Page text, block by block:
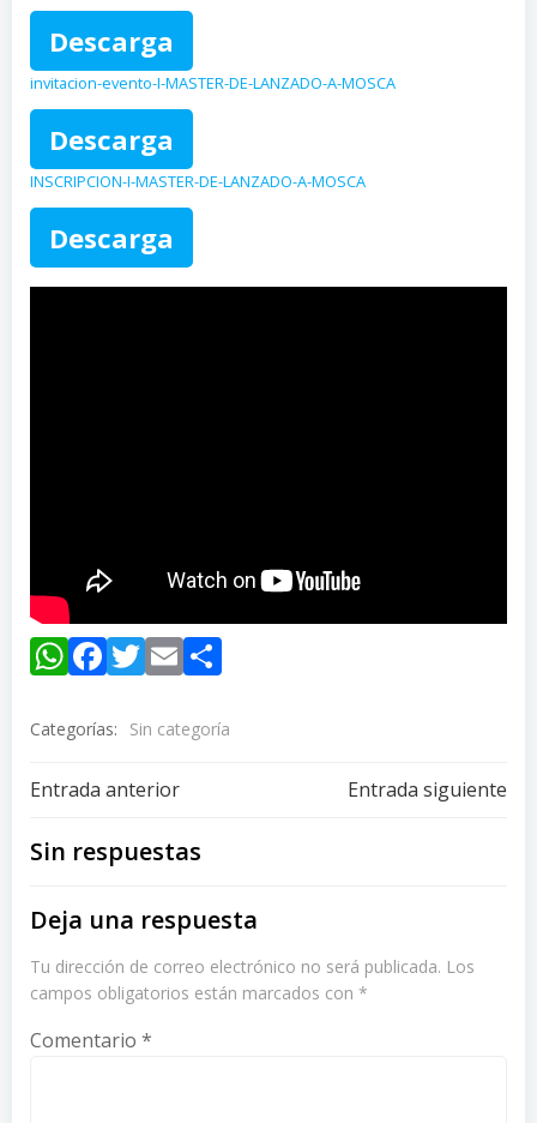
Descarga
invitacion-evento-I-MASTER-DE-LANZADO-A-MOSCA
Descarga
INSCRIPCION-I-MASTER-DE-LANZADO-A-MOSCA
Descarga
WhatsApp
Facebook
Twitter
Email
Categorías: Sin categoría
Navegación
de
entradas
Entrada anterior
Navegación
Entrada siguiente
Sin respuestas
Deja una respuesta
Tu dirección de correo electrónico no será publicada. Los
campos obligatorios están marcados con *
Comentario *